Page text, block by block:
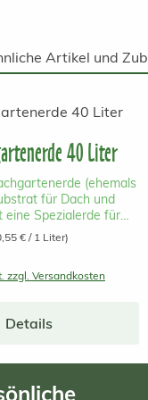
Artikel und
überspringen
40 Liter
(ehemals
für Dach und
eine Spezialerde für
intensive, hohe
(ab 15cm
und als 30-50%
mit Spezial
Der hohe
Bedingungen für
mit niedrigem
€ / 1 Liter)
zzgl. Versandkosten
Details